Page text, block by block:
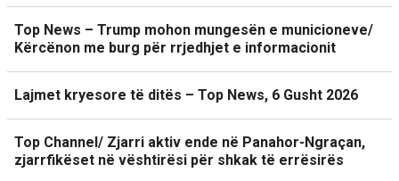
Top News – Trump mohon mungesën e municioneve/
Kërcënon me burg për rrjedhjet e informacionit
Lajmet kryesore të ditës – Top News, 6 Gusht 2026
Top Channel/ Zjarri aktiv ende në Panahor-Ngraçan,
zjarrfikëset në vështirësi për shkak të errësirës